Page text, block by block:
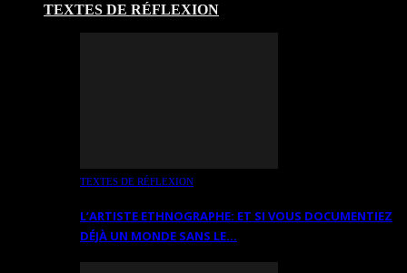
TEXTES DE RÉFLEXION
TEXTES DE RÉFLEXION
L’ARTISTE ETHNOGRAPHE: ET SI VOUS DOCUMENTIEZ
DÉJÀ UN MONDE SANS LE…